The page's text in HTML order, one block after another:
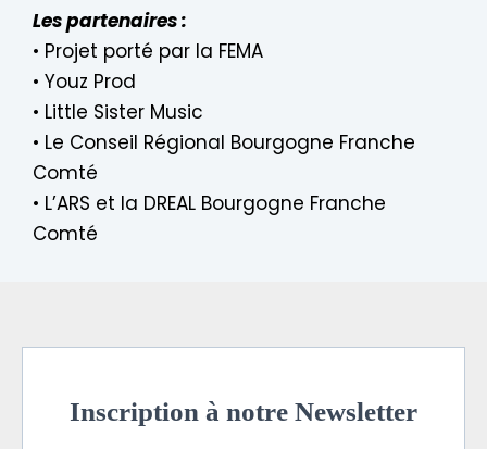
Les partenaires :
• Projet porté par la FEMA
• Youz Prod
• Little Sister Music
• Le Conseil Régional Bourgogne Franche
Comté
• L’ARS et la DREAL Bourgogne Franche
Comté